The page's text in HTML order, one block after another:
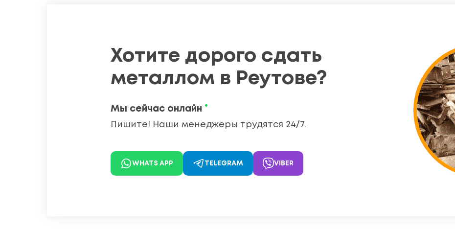
Хотите дорого сдать
металлом в Реутове?
Мы сейчас онлайн •
Пишите! Наши менеджеры трудятся 24/7.
WHATS APP TELEGRAM VIBER